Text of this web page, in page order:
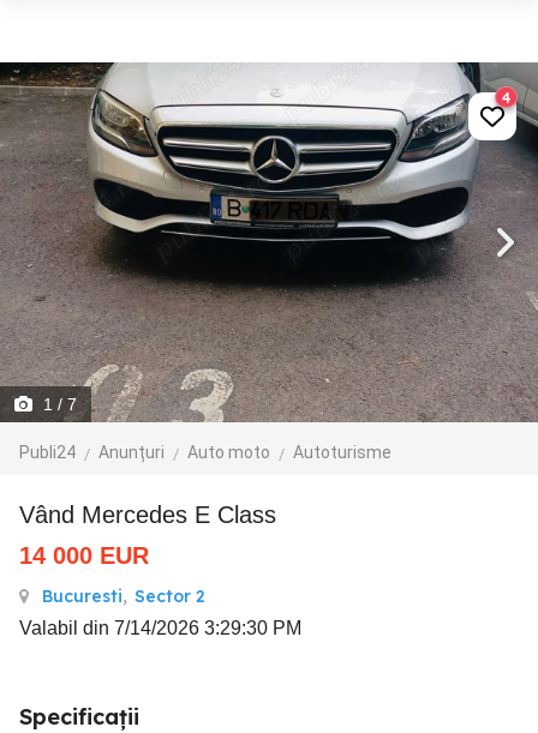
1 / 7
Publi24 Anunțuri Auto moto Autoturisme
4
Vând Mercedes E Class
14 000 EUR
Bucuresti, Sector 2
Valabil din 7/14/2026 3:29:30 PM
Specificații